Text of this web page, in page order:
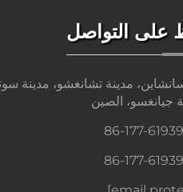
على التواصل
مدينة تشانغشو، مدينة
جيانغسو، الصين